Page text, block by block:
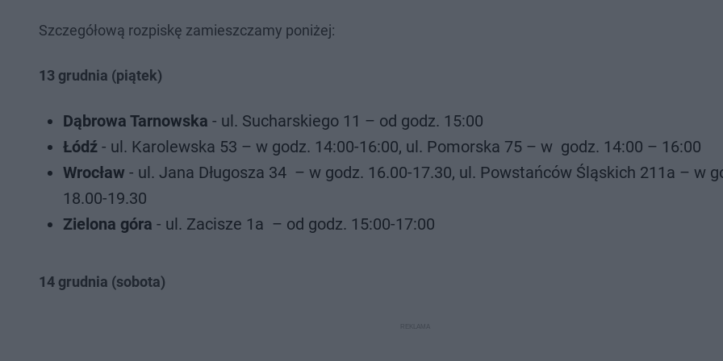
Szczegółową rozpiskę zamieszczamy poniżej:
13 grudnia (piątek)
Dąbrowa Tarnowska - ul. Sucharskiego 11 – od godz. 15:00
Łódź - ul. Karolewska 53 – w godz. 14:00-16:00, ul. Pomorska 75 – w godz. 14:00 – 16:00
Wrocław - ul. Jana Długosza 34 – w godz. 16.00-17.30, ul. Powstańców Śląskich 211a – w
18.00-19.30
Zielona góra - ul. Zacisze 1a – od godz. 15:00-17:00
14 grudnia (sobota)